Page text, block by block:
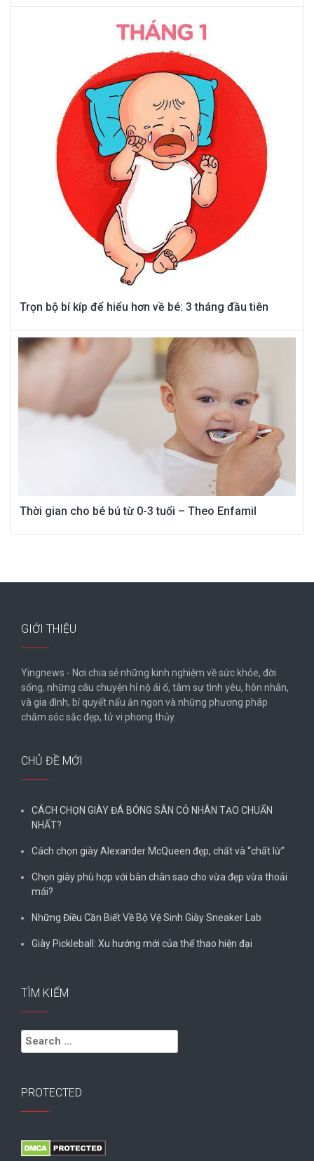
Trọn bộ bí kíp để hiểu hơn về bé: 3 tháng đầu tiên
Thời gian cho bé bú từ 0-3 tuổi – Theo Enfamil
GIỚI THIỆU
Yingnews - Nơi chia sẻ những kinh nghiệm về sức khỏe, đời
sống, những câu chuyện hỉ nộ ái ố, tâm sự tình yêu, hôn nhân,
và gia đình, bí quyết nấu ăn ngon và những phương pháp
chăm sóc sắc đẹp, tử vi phong thủy.
CHỦ ĐỀ MỚI
CÁCH CHỌN GIÀY ĐÁ BÓNG SÂN CỎ NHÂN TẠO CHUẨN
NHẤT?
Cách chọn giày Alexander McQueen đẹp, chất và “chất lừ”
Chọn giày phù hợp với bàn chân sao cho vừa đẹp vừa thoải
mái?
Những Điều Cần Biết Về Bộ Vệ Sinh Giày Sneaker Lab
Giày Pickleball: Xu hướng mới của thể thao hiện đại
TÌM KIẾM
Search
for:
PROTECTED